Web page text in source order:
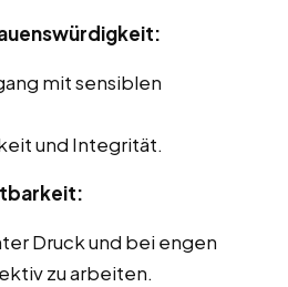
mit sensiblen
und Integrität.
Druck und bei engen
zu arbeiten.